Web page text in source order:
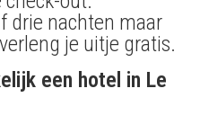
drie nachten maar
je uitje gratis.
een hotel in Le